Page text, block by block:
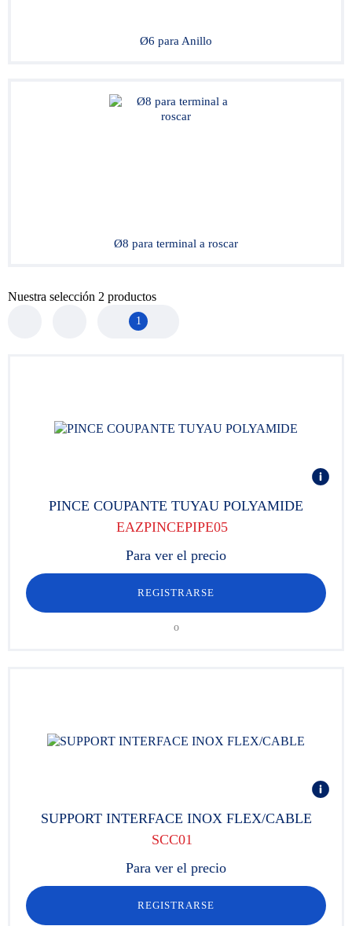
Ø6 para Anillo
Ø8 para terminal a roscar
Nuestra selección 2 productos
1
PINCE COUPANTE TUYAU POLYAMIDE
EAZPINCEPIPE05
Para ver el precio
REGISTRARSE
o
SUPPORT INTERFACE INOX FLEX/CABLE
SCC01
Para ver el precio
REGISTRARSE